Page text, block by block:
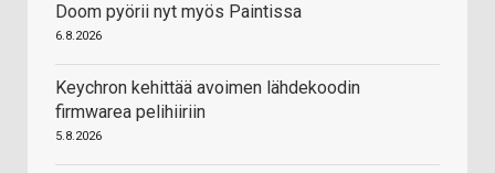
Doom pyörii nyt myös Paintissa
6.8.2026
Keychron kehittää avoimen lähdekoodin
firmwarea pelihiiriin
5.8.2026